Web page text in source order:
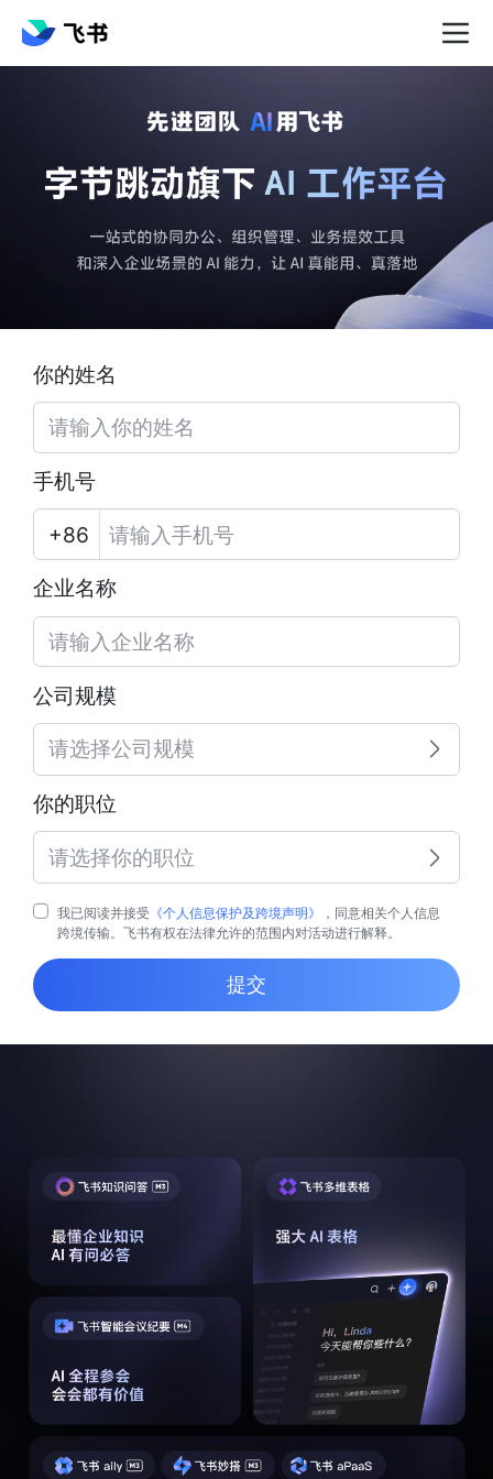
你的姓名
手机号
企业名称
公司规模
请选择公司规模
你的职位
请选择你的职位
我已阅读并接受 《个人信息保护及跨境声明》
，同意相关个人信息
跨境传输。飞书有权在法律允许的范围内对活动进行解释。
提交